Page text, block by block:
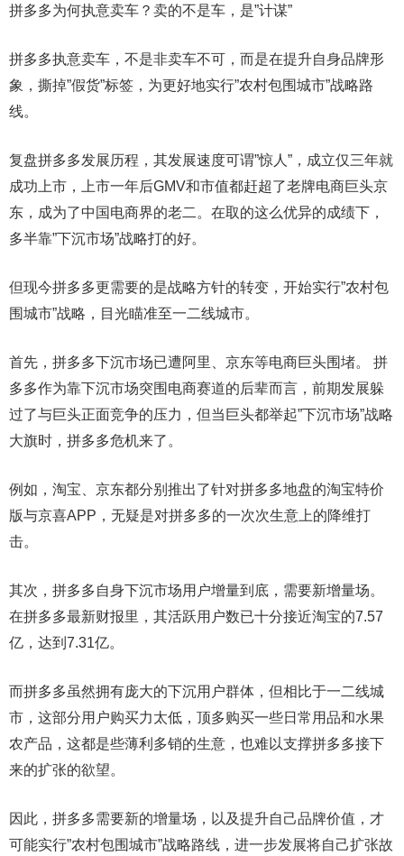
拼多多为何执意卖车？卖的不是车，是”计谋”
拼多多执意卖车，不是非卖车不可，而是在提升自身品牌形
象，撕掉”假货”标签，为更好地实行”农村包围城市”战略路
线。
复盘拼多多发展历程，其发展速度可谓”惊人”，成立仅三年就
成功上市，上市一年后GMV和市值都赶超了老牌电商巨头京
东，成为了中国电商界的老二。在取的这么优异的成绩下，
多半靠”下沉市场”战略打的好。
但现今拼多多更需要的是战略方针的转变，开始实行”农村包
围城市”战略，目光瞄准至一二线城市。
首先，拼多多下沉市场已遭阿里、京东等电商巨头围堵。 拼
多多作为靠下沉市场突围电商赛道的后辈而言，前期发展躲
过了与巨头正面竞争的压力，但当巨头都举起”下沉市场”战略
大旗时，拼多多危机来了。
例如，淘宝、京东都分别推出了针对拼多多地盘的淘宝特价
版与京喜APP，无疑是对拼多多的一次次生意上的降维打
击。
其次，拼多多自身下沉市场用户增量到底，需要新增量场。
在拼多多最新财报里，其活跃用户数已十分接近淘宝的7.57
亿，达到7.31亿。
而拼多多虽然拥有庞大的下沉用户群体，但相比于一二线城
市，这部分用户购买力太低，顶多购买一些日常用品和水果
农产品，这都是些薄利多销的生意，也难以支撑拼多多接下
来的扩张的欲望。
因此，拼多多需要新的增量场，以及提升自己品牌价值，才
可能实行”农村包围城市”战略路线，进一步发展将自己扩张故